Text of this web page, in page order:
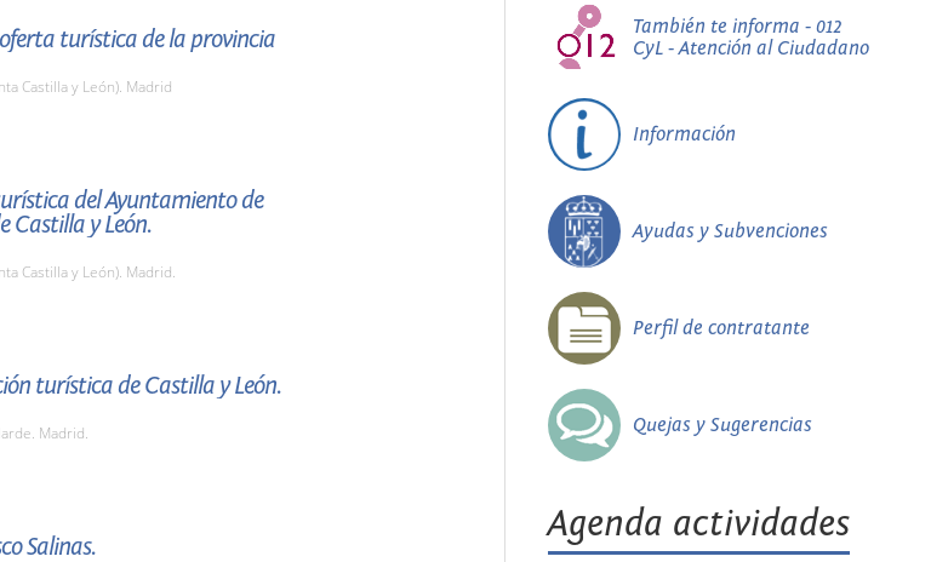
turística de la provincia
Castilla y León). Madrid
del Ayuntamiento de
Castilla y León.
Castilla y León). Madrid.
turística de Castilla y León.
Madrid.
Salinas.
También te informa - 012
CyL - Atención al Ciudadano
Información
Ayudas y Subvenciones
Perfil de contratante
Quejas y Sugerencias
Agenda actividades